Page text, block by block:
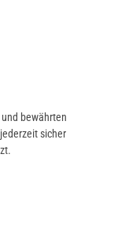
bewährten
sicher